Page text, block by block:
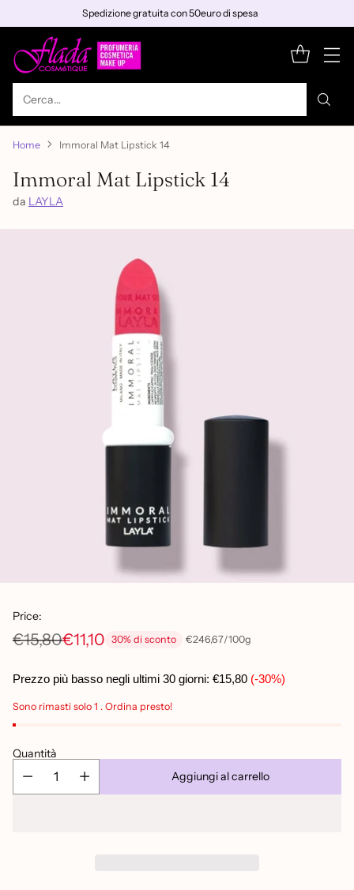
Spedizione gratuita con 50euro di spesa
Cerca…
Home Immoral Mat Lipstick 14
Immoral Mat Lipstick 14
da LAYLA
Price:
Prezzo
di
listino
€15,80€11,10 30% di sconto
Prezzo
€246,67/
per 100g
Prezzo più basso negli ultimi 30 giorni: €15,80 (-30%)
Sono rimasti solo 1 . Ordina presto!
Quantità
Aggiungi al carrello